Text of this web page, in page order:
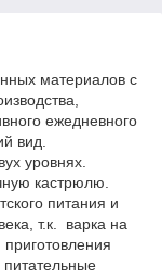
материалов с
ежедневного
вид.
уровнях.
кастрюлю.
питания и
т.к. варка на